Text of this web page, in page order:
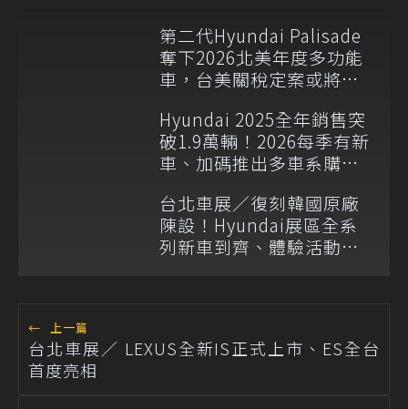
第二代Hyundai Palisade
奪下2026北美年度多功能
車，台美關稅定案或將導
Hyundai 2025全年銷售突
破1.9萬輛！2026每季有新
車、加碼推出多車系購車
台北車展／復刻韓國原廠
陳設！Hyundai展區全系
列新車到齊、體驗活動再
← 上一篇
台北車展／ LEXUS全新IS正式上市、ES全台
首度亮相